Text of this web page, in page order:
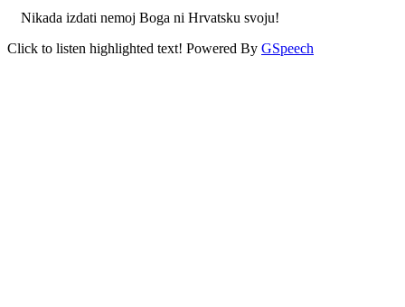
Nikada izdati nemoj Boga ni Hrvatsku svoju!
Click to listen highlighted text! Powered By GSpeech